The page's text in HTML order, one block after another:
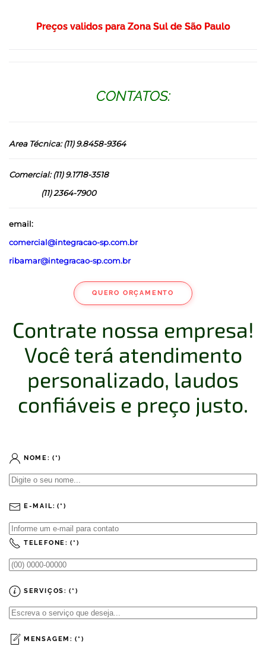
Preços validos para Zona Sul de São Paulo
CONTATOS:
Area Técnica: (11) 9.8458-9364
Comercial: (11) 9.1718-3518
(11) 2364-7900
email:
comercial@integracao-sp.com.br
ribamar@integracao-sp.com.br
QUERO ORÇAMENTO
Contrate nossa empresa!
Você terá atendimento
personalizado, laudos
confiáveis e preço justo.
NOME: (*)
E-MAIL: (*)
TELEFONE: (*)
SERVIÇOS: (*)
MENSAGEM: (*)